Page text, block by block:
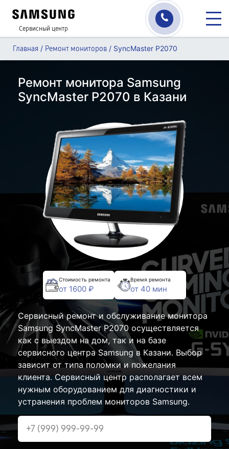
Сервисный центр
Главная / Ремонт мониторов / SyncMaster P2070
Ремонт монитора Samsung
SyncMaster P2070 в Казани
Стоимость ремонта
от 1600 ₽
Время ремонта
от 40 мин
Сервисный ремонт и обслуживание монитора
Samsung SyncMaster P2070 осуществляется
как с выездом на дом, так и на базе
сервисного центра Samsung в Казани. Выбор
зависит от типа поломки и пожелания
клиента. Сервисный центр располагает всем
нужным оборудованием для диагностики и
устранения проблем мониторов Samsung.